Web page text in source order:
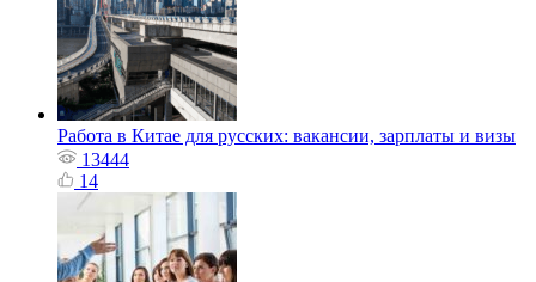
Работа в Китае для русских: вакансии, зарплаты и визы
13444
14